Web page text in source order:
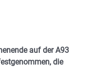
auf der A93
die